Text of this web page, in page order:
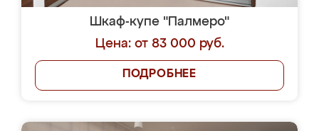
Шкаф-купе "Палмеро"
Цена: от 83 000 руб.
ПОДРОБНЕЕ